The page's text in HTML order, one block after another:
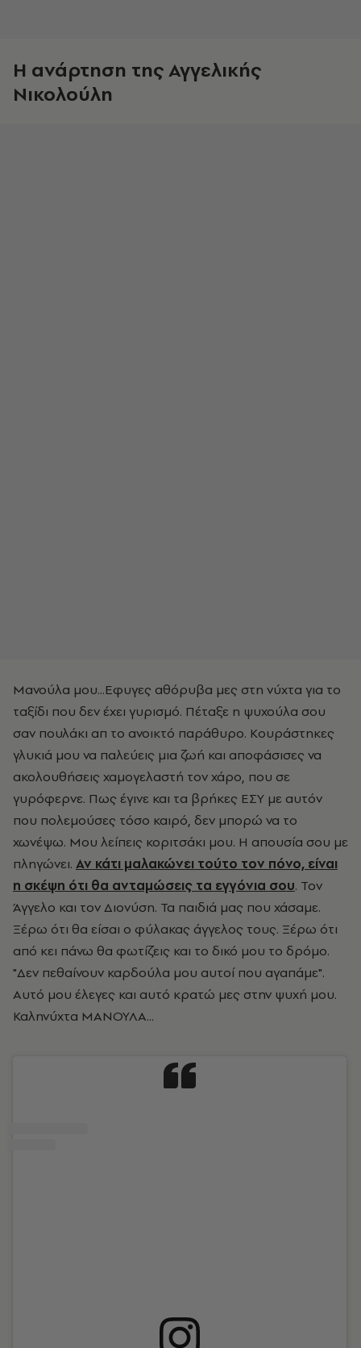
Η ανάρτηση της Αγγελικής
Νικολούλη
Μανούλα μου...Εφυγες αθόρυβα μες στη νύχτα για το
ταξίδι που δεν έχει γυρισμό. Πέταξε η ψυχούλα σου
σαν πουλάκι απ το ανοικτό παράθυρο. Κουράστηκες
γλυκιά μου να παλεύεις μια ζωή και αποφάσισες να
ακολουθήσεις χαμογελαστή τον χάρο, που σε
γυρόφερνε. Πως έγινε και τα βρήκες ΕΣΥ με αυτόν
που πολεμούσες τόσο καιρό, δεν μπορώ να το
χωνέψω. Μου λείπεις κοριτσάκι μου. Η απουσία σου με
πληγώνει. Αν κάτι μαλακώνει τούτο τον πόνο, είναι
η σκέψη ότι θα ανταμώσεις τα εγγόνια σου. Τον
Άγγελο και τον Διονύση. Τα παιδιά μας που χάσαμε.
Ξέρω ότι θα είσαι ο φύλακας άγγελος τους. Ξέρω ότι
από κει πάνω θα φωτίζεις και το δικό μου το δρόμο.
"Δεν πεθαίνουν καρδούλα μου αυτοί που αγαπάμε".
Αυτό μου έλεγες και αυτό κρατώ μες στην ψυχή μου.
Καληνύχτα ΜΑΝΟΥΛΑ...